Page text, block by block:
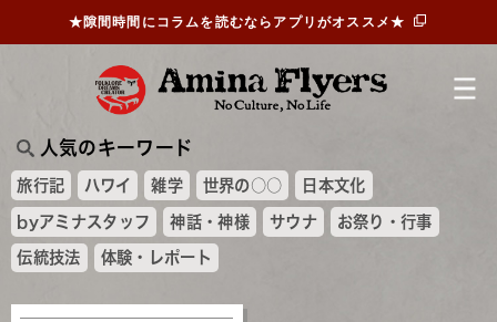
人気のキーワード
旅行記 ハワイ 雑学 世界の○○ 日本文化
byアミナスタッフ 神話・神様 サウナ お祭り・行事
伝統技法 体験・レポート
★隙間時間にコラムを読むならアプリがオススメ★